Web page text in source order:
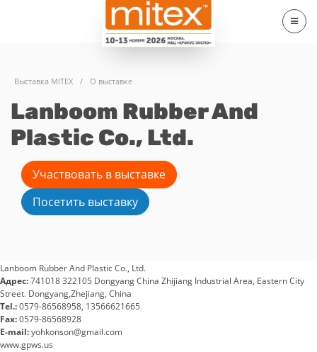
Выставка MITEX / О выставке
Lanboom Rubber And
Plastic Co., Ltd.
Участвовать в выставке
Посетить выставку
Lanboom Rubber And Plastic Co., Ltd.
Адрес:741018 322105 Dongyang China Zhijiang Industrial Area, Eastern City
Street. Dongyang,Zhejiang, China
Tel.:0579-86568958, 13566621665
Fax:0579-86568928
E-mail:yohkonson@gmail.com
www.gpws.us